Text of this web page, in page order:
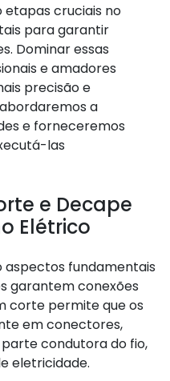
etapas cruciais no
para garantir
Dominar essas
e amadores
precisão e
a
e forneceremos
las
e Decape
Elétrico
aspectos fundamentais
garantem conexões
corte permite que os
em conectores,
condutora do fio,
eletricidade.